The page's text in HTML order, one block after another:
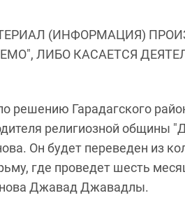
(ИНФОРМАЦИЯ)
ЛИБО КАСАЕТСЯ
решению Гарадагского
религиозной общины
Он будет переведен из
где проведет шесть
Джавад Джавадлы.